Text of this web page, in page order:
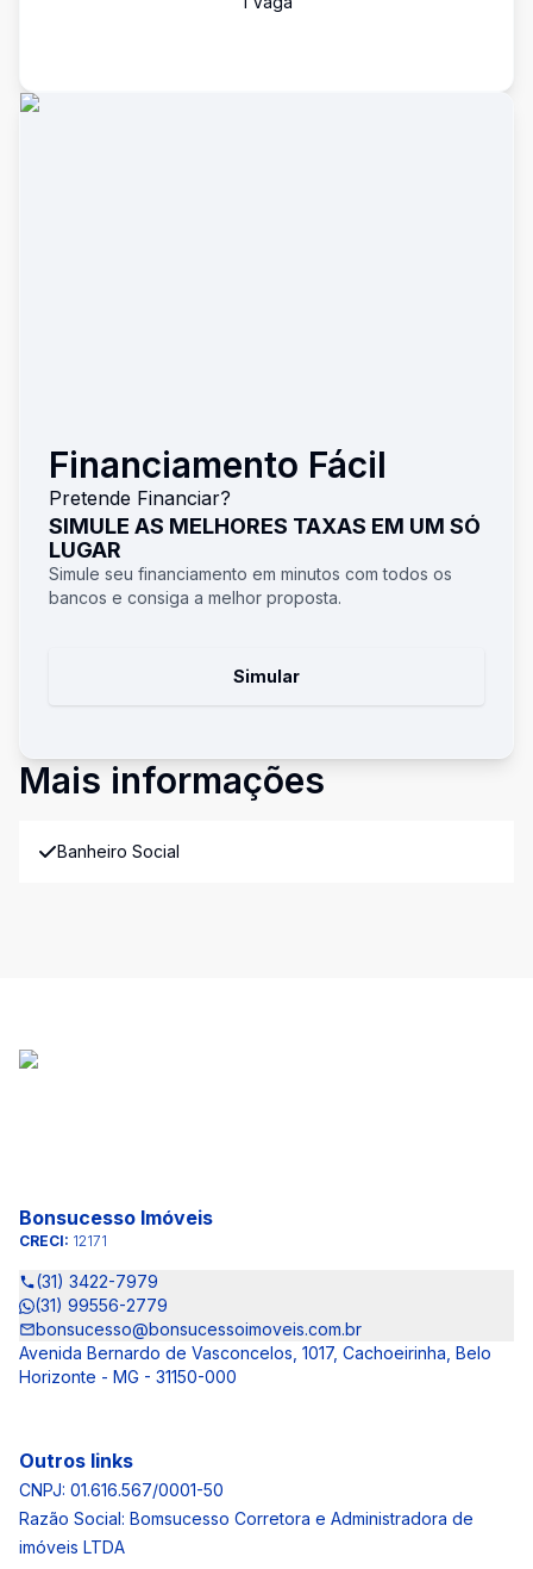
Financiamento Fácil
Pretende Financiar?
SIMULE AS MELHORES TAXAS EM UM SÓ
LUGAR
Simule seu financiamento em minutos com todos os
bancos e consiga a melhor proposta.
Simular
Mais informações
Banheiro Social
Bonsucesso Imóveis
CRECI: 12171
(31) 3422-7979
(31) 99556-2779
bonsucesso@bonsucessoimoveis.com.br
Avenida Bernardo de Vasconcelos, 1017, Cachoeirinha, Belo
Horizonte - MG - 31150-000
Outros links
CNPJ: 01.616.567/0001-50
Razão Social: Bomsucesso Corretora e Administradora de
imóveis LTDA